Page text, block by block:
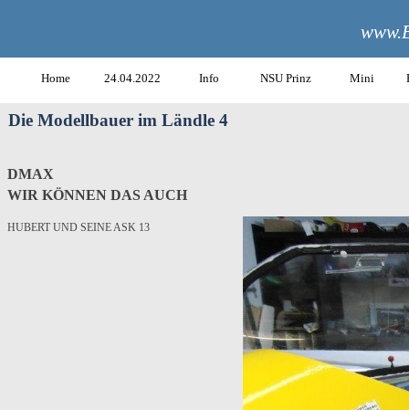
Home 24.04.2022 Info NSU Prinz Mini
Die Modellbauer im Ländle 4
DMAX
WIR KÖNNEN DAS AUCH
HUBERT UND SEINE ASK 13